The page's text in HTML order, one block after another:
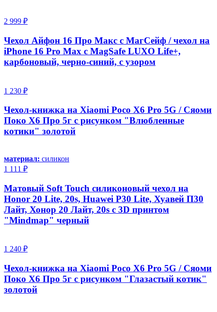
2 999 ₽
Чехол Айфон 16 Про Макс с МагСейф / чехол на
iPhone 16 Pro Max с MagSafe LUXO Life+,
карбоновый, черно-синий, c узором
1 230 ₽
Чехол-книжка на Xiaomi Poco X6 Pro 5G / Сяоми
Поко Х6 Про 5г с рисунком "Влюбленные
котики" золотой
материал: силикон
1 111 ₽
Матовый Soft Touch силиконовый чехол на
Honor 20 Lite, 20s, Huawei P30 Lite, Хуавей П30
Лайт, Хонор 20 Лайт, 20s с 3D принтом
"Mindmap" черный
1 240 ₽
Чехол-книжка на Xiaomi Poco X6 Pro 5G / Сяоми
Поко Х6 Про 5г с рисунком "Глазастый котик"
золотой